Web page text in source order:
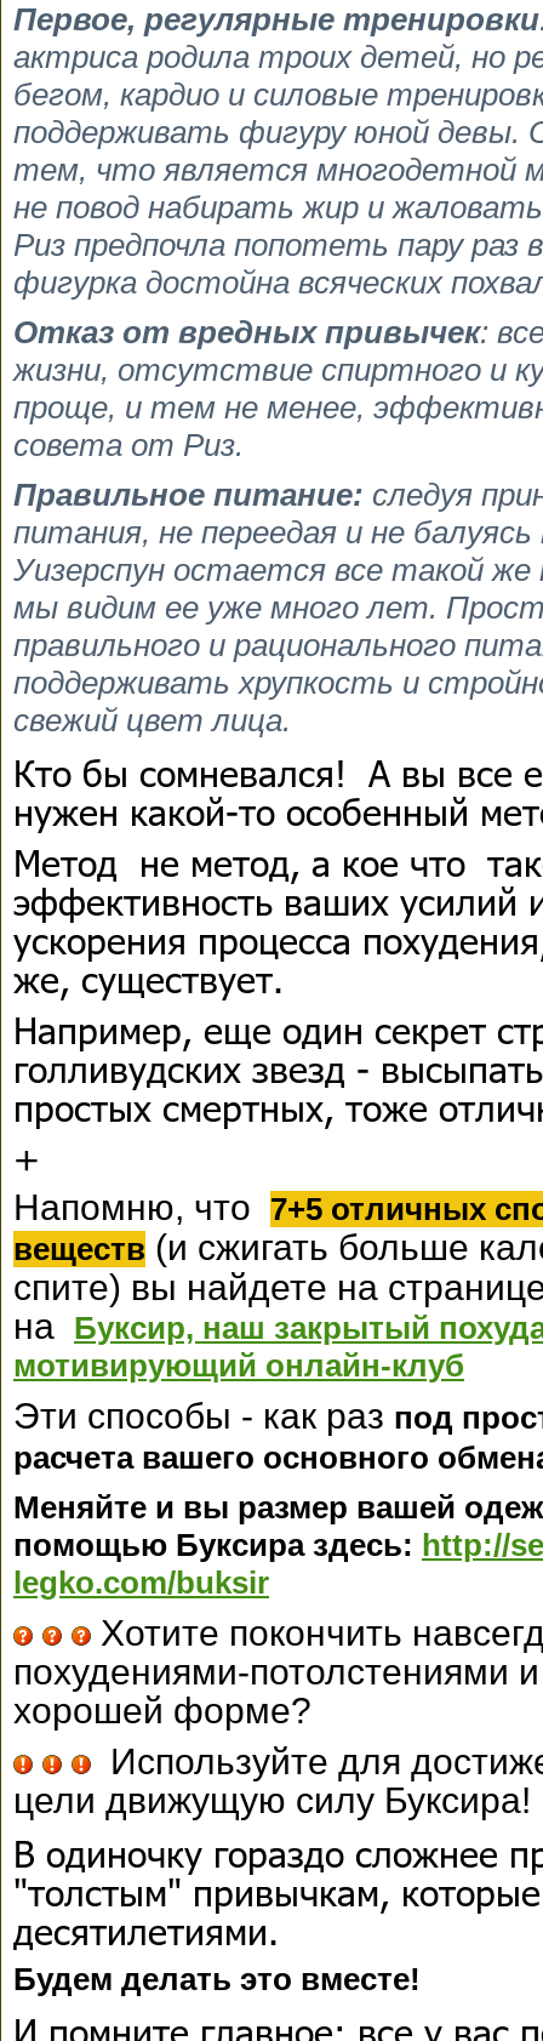
Первое, регулярные тренировки
актриса родила троих детей, но
бегом, кардио и силовые
поддерживать фигуру юной девы.
тем, что является многодетной
не повод набирать жир и
Риз предпочла попотеть пару раз
фигурка достойна всяческих
Отказ от вредных привычек:
жизни, отсутствие спиртного и
проще, и тем не менее,
совета от Риз.
Правильное питание: следуя
питания, не переедая и не
Уизерспун остается все такой же
мы видим ее уже много лет.
правильного и рационального
поддерживать хрупкость и
свежий цвет лица.
Кто бы сомневался! А вы все
нужен какой-то особенный
Метод не метод, а кое что
эффективность ваших усилий
ускорения процесса
же, существует.
Например, еще один секрет
голливудских звезд -
простых смертных, тоже
+
Напомню, что 7+5 отличных
веществ (и сжигать больше
спите) вы найдете на
на Буксир, наш закрытый
мотивирующий онлайн-клуб
Эти способы - как раз под
расчета вашего основного
Меняйте и вы размер вашей
помощью Буксира здесь: http://
legko.com/buksir
Хотите покончить
похудениями-потолстениями
хорошей форме?
Используйте для
цели движущую силу Буксира!
В одиночку гораздо сложнее
"толстым" привычкам,
десятилетиями.
Будем делать это вместе!
И помните главное: все у вас